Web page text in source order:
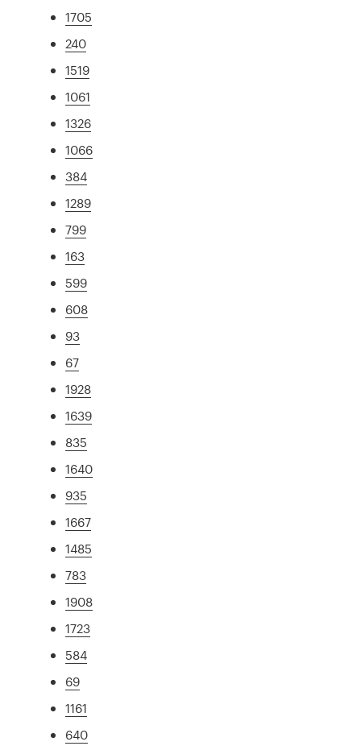
1705
240
1519
1061
1326
1066
384
1289
799
163
599
608
93
67
1928
1639
835
1640
935
1667
1485
783
1908
1723
584
69
1161
640